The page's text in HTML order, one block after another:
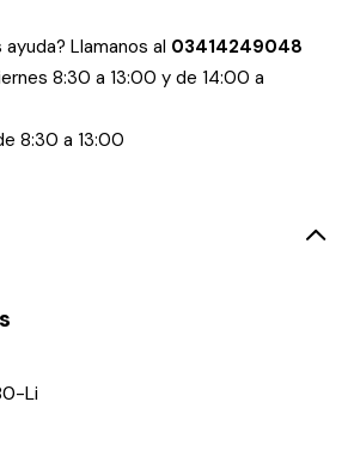
Llamanos al 03414249048
8:30 a 13:00 y de 14:00 a
8:30 a 13:00
Li